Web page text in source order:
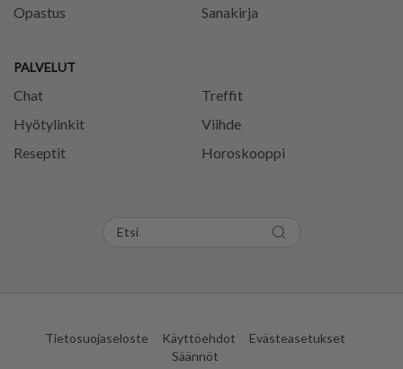
Opastus
PALVELUT
Chat
Treffit
Hyötylinkit
Viihde
Reseptit
Horoskooppi
Sanakirja
Tietosuojaseloste Käyttöehdot
Evästeasetukset
Säännöt